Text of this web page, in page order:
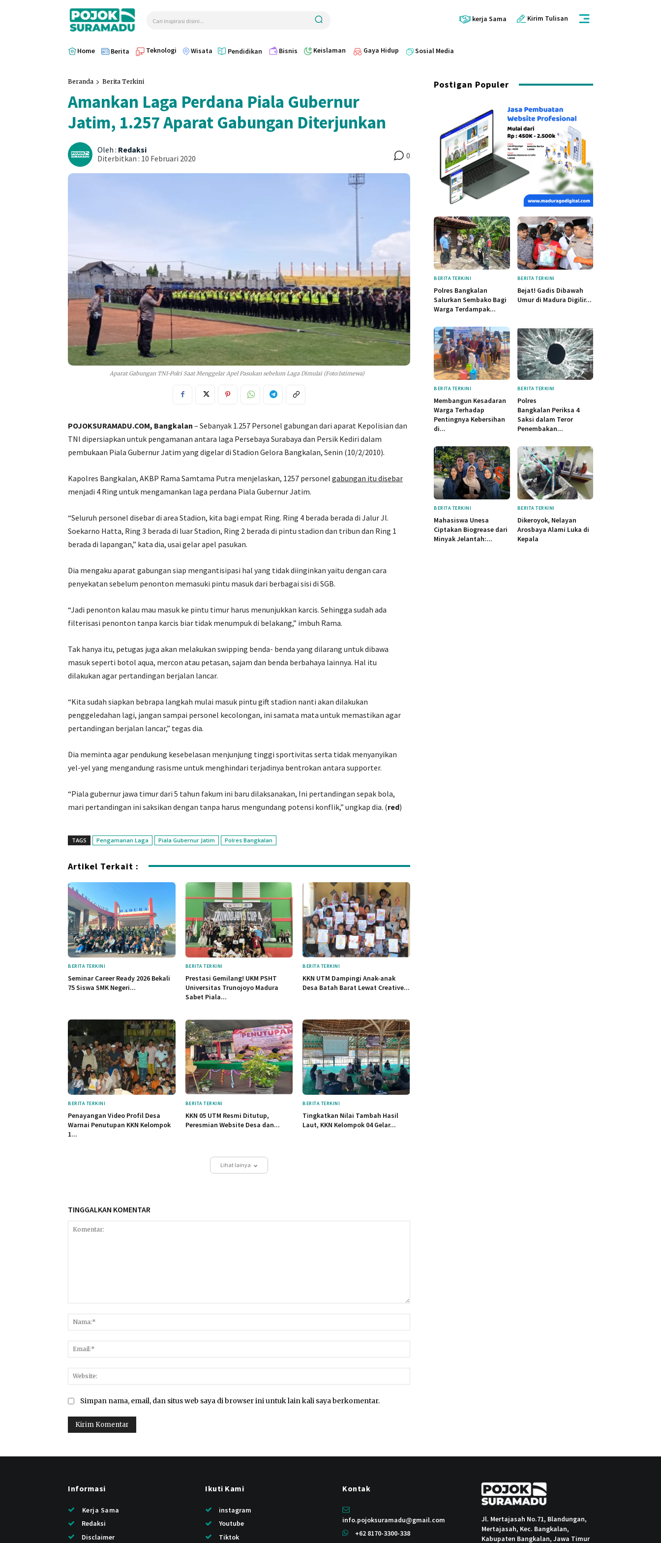
Cari inspirasi disini... kerja Sama Kirim Tulisan
Home Berita Teknologi Wisata Pendidikan Bisnis Keislaman Gaya Hidup Sosial Media
Beranda Berita Terkini
Amankan Laga Perdana Piala Gubernur
Jatim, 1.257 Aparat Gabungan Diterjunkan
Oleh : Redaksi
Diterbitkan : 10 Februari 2020 0
Aparat Gabungan TNI-Polri Saat Menggelar Apel Pasukan sebelum Laga Dimulai (Foto:Istimewa)
POJOKSURAMADU.COM, Bangkalan – Sebanyak 1.257 Personel gabungan dari aparat Kepolisian dan
TNI dipersiapkan untuk pengamanan antara laga Persebaya Surabaya dan Persik Kediri dalam
pembukaan Piala Gubernur Jatim yang digelar di Stadion Gelora Bangkalan, Senin (10/2/2010).
Kapolres Bangkalan, AKBP Rama Samtama Putra menjelaskan, 1257 personel gabungan itu disebar
menjadi 4 Ring untuk mengamankan laga perdana Piala Gubernur Jatim.
“Seluruh personel disebar di area Stadion, kita bagi empat Ring. Ring 4 berada berada di Jalur Jl.
Soekarno Hatta, Ring 3 berada di luar Stadion, Ring 2 berada di pintu stadion dan tribun dan Ring 1
berada di lapangan,” kata dia, usai gelar apel pasukan.
Dia mengaku aparat gabungan siap mengantisipasi hal yang tidak diinginkan yaitu dengan cara
penyekatan sebelum penonton memasuki pintu masuk dari berbagai sisi di SGB.
“Jadi penonton kalau mau masuk ke pintu timur harus menunjukkan karcis. Sehingga sudah ada
filterisasi penonton tanpa karcis biar tidak menumpuk di belakang,” imbuh Rama.
Tak hanya itu, petugas juga akan melakukan swipping benda- benda yang dilarang untuk dibawa
masuk seperti botol aqua, mercon atau petasan, sajam dan benda berbahaya lainnya. Hal itu
dilakukan agar pertandingan berjalan lancar.
“Kita sudah siapkan bebrapa langkah mulai masuk pintu gift stadion nanti akan dilakukan
penggeledahan lagi, jangan sampai personel kecolongan, ini samata mata untuk memastikan agar
pertandingan berjalan lancar,” tegas dia.
Dia meminta agar pendukung kesebelasan menjunjung tinggi sportivitas serta tidak menyanyikan
yel-yel yang mengandung rasisme untuk menghindari terjadinya bentrokan antara supporter.
“Piala gubernur jawa timur dari 5 tahun fakum ini baru dilaksanakan, Ini pertandingan sepak bola,
mari pertandingan ini saksikan dengan tanpa harus mengundang potensi konflik,” ungkap dia. (red)
TAGS Pengamanan Laga Piala Gubernur Jatim Polres Bangkalan
Artikel Terkait :
BERITA TERKINI
Seminar Career Ready 2026 Bekali
75 Siswa SMK Negeri...
BERITA TERKINI
Prestasi Gemilang! UKM PSHT
Universitas Trunojoyo Madura
Sabet Piala...
BERITA TERKINI
KKN UTM Dampingi Anak-anak
Desa Batah Barat Lewat Creative...
BERITA TERKINI
Penayangan Video Profil Desa
Warnai Penutupan KKN Kelompok
1...
BERITA TERKINI
KKN 05 UTM Resmi Ditutup,
Peresmian Website Desa dan...
BERITA TERKINI
Tingkatkan Nilai Tambah Hasil
Laut, KKN Kelompok 04 Gelar...
Lihat lainya
TINGGALKAN KOMENTAR
Simpan nama, email, dan situs web saya di browser ini untuk lain kali saya berkomentar.
Postigan Populer
BERITA TERKINI
Polres Bangkalan
Salurkan Sembako Bagi
Warga Terdampak...
BERITA TERKINI
Bejat! Gadis Dibawah
Umur di Madura Digilir...
BERITA TERKINI
Membangun Kesadaran
Warga Terhadap
Pentingnya Kebersihan
di...
BERITA TERKINI
Polres
Bangkalan Periksa 4
Saksi dalam Teror
Penembakan...
BERITA TERKINI
Mahasiswa Unesa
Ciptakan Biogrease dari
Minyak Jelantah:...
BERITA TERKINI
Dikeroyok, Nelayan
Arosbaya Alami Luka di
Kepala
Informasi
Kerja Sama
Redaksi
Disclaimer
Ikuti Kami
instagram
Youtube
Tiktok
Kontak
info.pojoksuramadu@gmail.com
+62 8170-3300-338
Jl. Mertajasah No.71, Blandungan,
Mertajasah, Kec. Bangkalan,
Kabupaten Bangkalan, Jawa Timur